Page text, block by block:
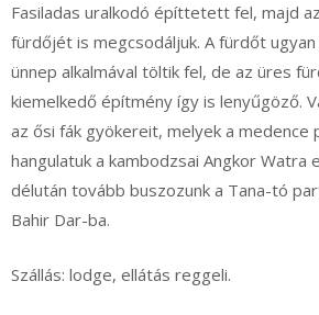
Fasiladas uralkodó építtetett fel, majd
fürdőjét is megcsodáljuk. A fürdőt
ünnep alkalmával töltik fel, de az üres
kiemelkedő építmény így is lenyűgöző.
az ősi fák gyökereit, melyek a medence
hangulatuk a kambodzsai Angkor Watra
délután tovább buszozunk a Tana-tó
Bahir Dar-ba.
Szállás: lodge, ellátás reggeli.